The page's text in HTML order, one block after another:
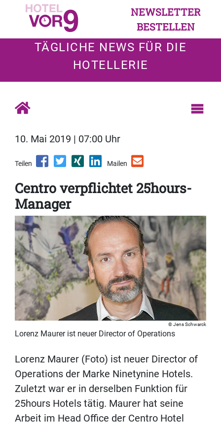
NEWSLETTER
BESTELLEN
TÄGLICHE NEWS FÜR DIE
HOTELLERIE
10. Mai 2019 | 07:00 Uhr
Teilen Mailen
Centro verpflichtet 25hours-
Manager
Jens Schwarck
Lorenz Maurer ist neuer Director of Operations
Lorenz Maurer (Foto) ist neuer Director of
Operations der Marke Ninetynine Hotels.
Zuletzt war er in derselben Funktion für
25hours Hotels tätig. Maurer hat seine
Arbeit im Head Office der Centro Hotel